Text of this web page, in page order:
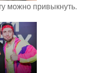
можно привыкнуть.